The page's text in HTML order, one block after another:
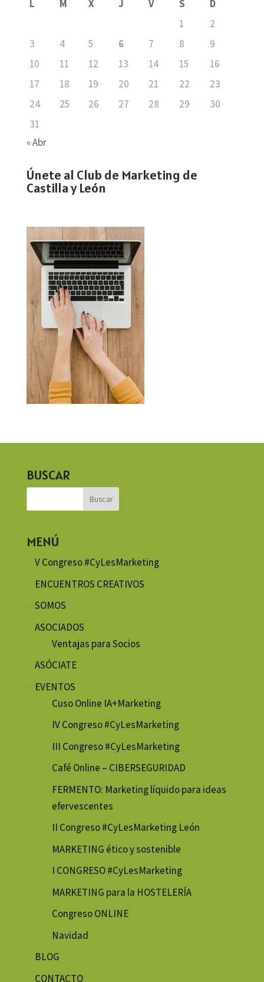
L M X J V S
D
1
2
3
4 5 6 7 8
9
10
11 12 13 14 15
16
17
18 19 20 21 22
23
24
25 26 27 28 29
30
31
« Abr
Únete al Club de Marketing de
Castilla y León
BUSCAR
MENÚ
V Congreso #CyLesMarketing
ENCUENTROS CREATIVOS
SOMOS
ASOCIADOS
Ventajas para Socios
ASÓCIATE
EVENTOS
Cuso Online IA+Marketing
IV Congreso #CyLesMarketing
III Congreso #CyLesMarketing
Café Online – CIBERSEGURIDAD
FERMENTO: Marketing líquido para ideas
efervescentes
II Congreso #CyLesMarketing León
MARKETING ético y sostenible
I CONGRESO #CyLesMarketing
MARKETING para la HOSTELERÍA
Congreso ONLINE
Navidad
BLOG
CONTACTO